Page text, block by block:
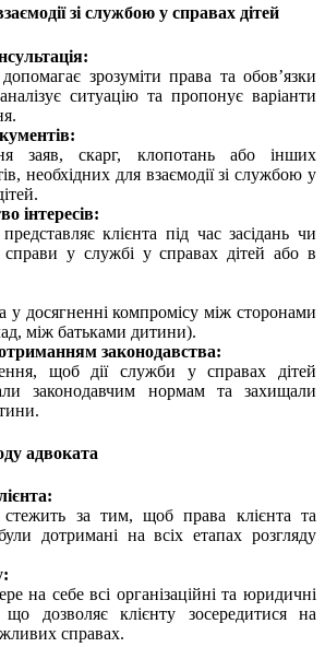
зі службою у справах дітей
зрозуміти права та обов’язки
ситуацію та пропонує варіанти
заяв, скарг, клопотань або інших
необхідних для взаємодії зі службою у
інтересів:
клієнта під час засідань чи
справи у службі у справах дітей або в
у досягненні компромісу між сторонами
між батьками дитини).
законодавства:
щоб дії служби у справах дітей
законодавчим нормам та захищали
адвоката
стежить за тим, щоб права клієнта та
дотримані на всіх етапах розгляду
на себе всі організаційні та юридичні
що дозволяє клієнту зосередитися на
справах.